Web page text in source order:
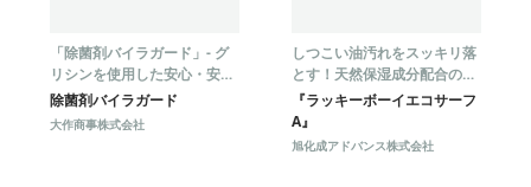
「除菌剤バイラガード」- グ
リシンを使用した安心・安全
な中性除菌剤＆スプレーボト
ル！
除菌剤バイラガード
大作商事株式会社
しつこい油汚れをスッキリ落
とす！天然保湿成分配合のハ
ンドクリーナー
『ラッキーボーイエコサーフ
A』
旭化成アドバンス株式会社